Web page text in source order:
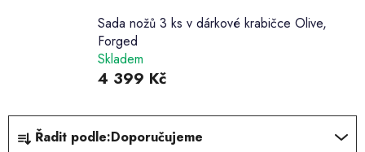
Sada nožů 3 ks v dárkové krabičce Olive,
Forged
Skladem
4 399 Kč
Ř Řadit podle:Doporučujeme